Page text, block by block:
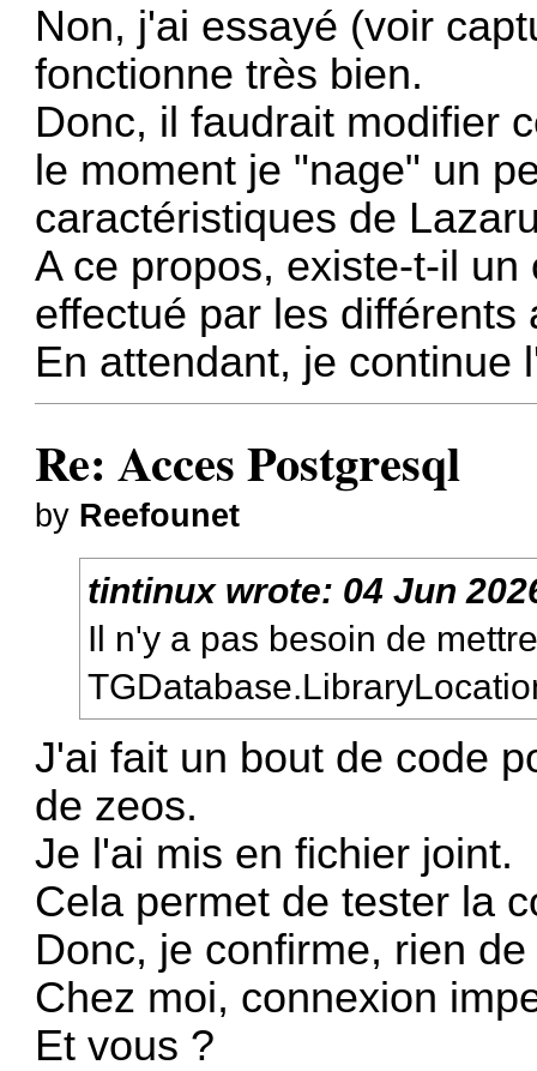
Non, j'ai essayé (voir
fonctionne très bien.
Donc, il faudrait modifier
le moment je "nage" un
caractéristiques de
A ce propos, existe-t-il
effectué par les
En attendant, je continue
Re: Acces Postgresql
by Reefounet
tintinuxwrote: 04 Jun
Il n'y a pas besoin de
J'ai fait un bout de code
de zeos.
Je l'ai mis en fichier joint.
Cela permet de tester la
Donc, je confirme, rien
Chez moi, connexion
Et vous ?